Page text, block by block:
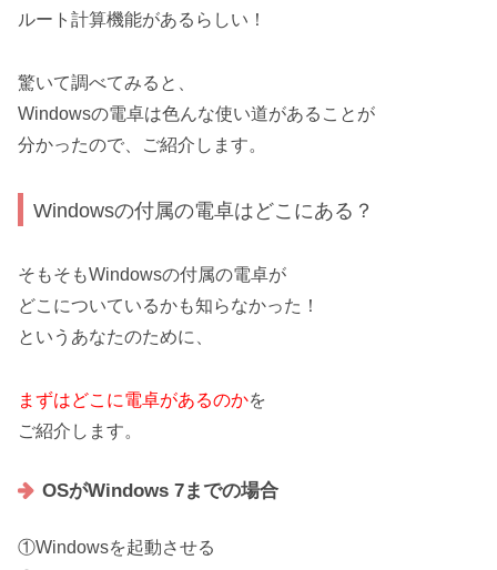
ルート計算機能があるらしい！
驚いて調べてみると、
Windowsの電卓は色んな使い道があることが
分かったので、ご紹介します。
Windowsの付属の電卓はどこにある？
そもそもWindowsの付属の電卓が
どこについているかも知らなかった！
というあなたのために、
まずはどこに電卓があるのかを
ご紹介します。
OSがWindows 7までの場合
①Windowsを起動させる